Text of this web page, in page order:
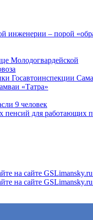
инженерии – порой
Молодогвардейской
Госавтоинспекции
«Татра»
9 человек
пенсий для работающих